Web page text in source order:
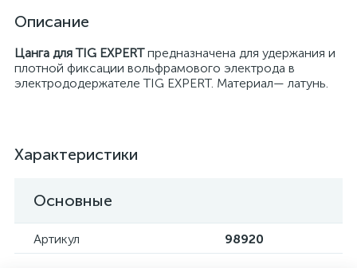
Описание
Цанга для TIG EXPERTпредназначена для удержания и
плотной фиксации вольфрамового электрода в
электрододержателе TIG EXPERT. Материал— латунь.
Характеристики
Основные
Артикул 98920